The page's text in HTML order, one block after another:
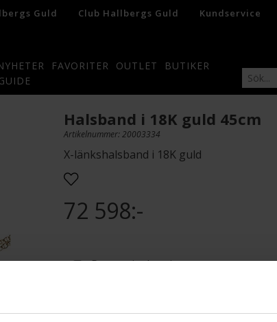
Guld Club Hallbergs Guld Kundservice
FAVORITER OUTLET
BUTIKER
Halsband i 18K guld 45cm
Artikelnummer: 20003334
X-länkshalsband i 18K guld
72 598:-
Presentinslagning
LÄGG I